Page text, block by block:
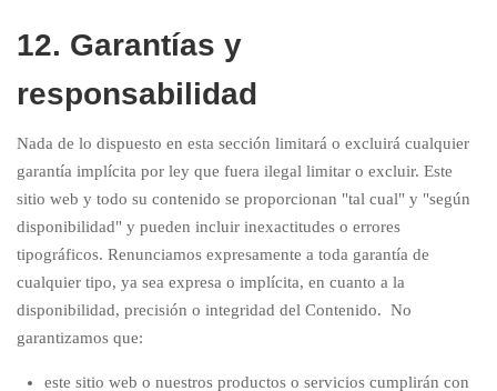
12. Garantías y
responsabilidad
Nada de lo dispuesto en esta sección limitará o excluirá cualquier
garantía implícita por ley que fuera ilegal limitar o excluir. Este
sitio web y todo su contenido se proporcionan "tal cual" y "según
disponibilidad" y pueden incluir inexactitudes o errores
tipográficos. Renunciamos expresamente a toda garantía de
cualquier tipo, ya sea expresa o implícita, en cuanto a la
disponibilidad, precisión o integridad del Contenido. No
garantizamos que:
este sitio web o nuestros productos o servicios cumplirán con